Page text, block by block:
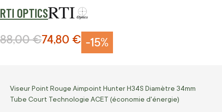
RTI OPTICS
-15%
Prix Spécial
74,80 €
Prix normal
88,00 €
Viseur Point Rouge Aimpoint Hunter H34S Diamètre 34mm
Tube Court Technologie ACET (économie d'énergie)